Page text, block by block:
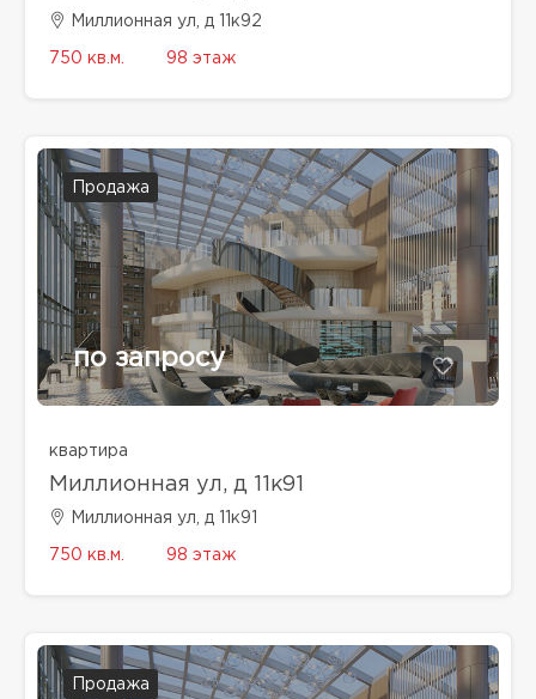
Миллионная ул, д 11к92
750 кв.м. 98 этаж
Продажа
по запросу
квартира
Миллионная ул, д 11к91
Миллионная ул, д 11к91
750 кв.м. 98 этаж
Продажа